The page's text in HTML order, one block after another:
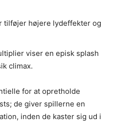
tilføjer højere lydeffekter og
viser en episk splash
climax.
for at opretholde
de giver spillerne en
inden de kaster sig ud i